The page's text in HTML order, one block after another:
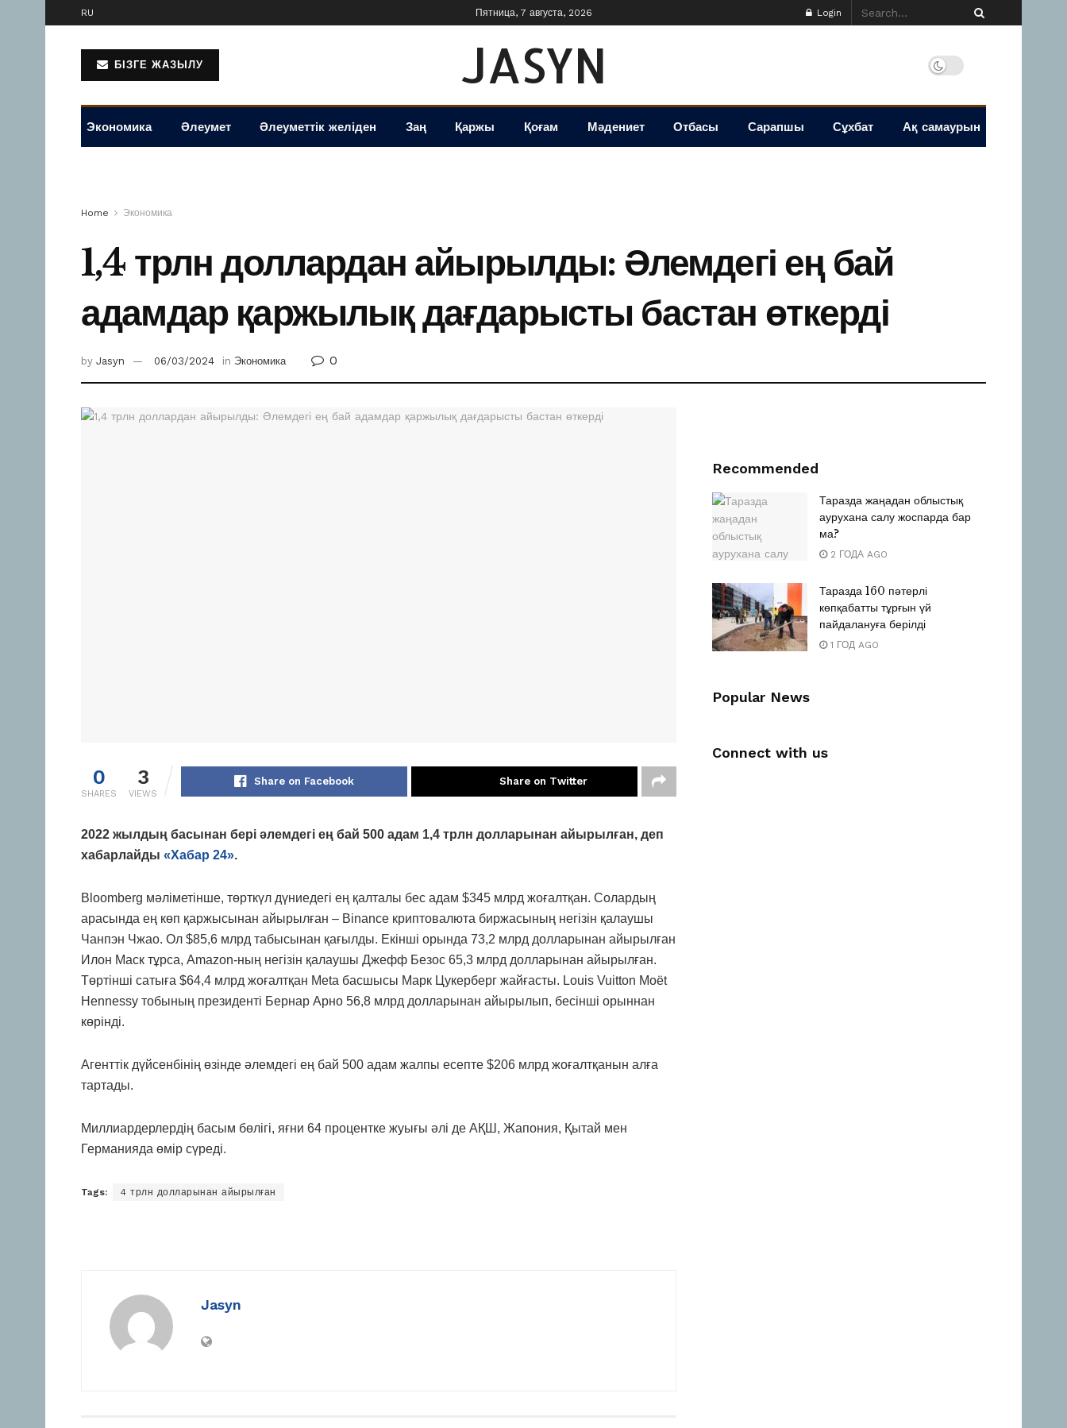
RU Пятница, 7 августа, 2026 Login
БІЗГЕ ЖАЗЫЛУ JASYN
Экономика Әлеумет Әлеуметтік желіден Заң Қаржы Қоғам Мәдениет Отбасы Сарапшы Сұхбат Ақ самаурын
Home Экономика
1,4 трлн доллардан айырылды: Әлемдегі ең бай
адамдар қаржылық дағдарысты бастан өткерді
by Jasyn 06/03/2024 in Экономика 0
0
SHARES
3
VIEWS
Share on Facebook Share on Twitter
2022 жылдың басынан бері әлемдегі ең бай 500 адам 1,4 трлн долларынан айырылған, деп
хабарлайды «Хабар 24».
Bloomberg мәліметінше, төрткүл дүниедегі ең қалталы бес адам $345 млрд жоғалтқан. Солардың
арасында ең көп қаржысынан айырылған – Binance криптовалюта биржасының негізін қалаушы
Чанпэн Чжао. Ол $85,6 млрд табысынан қағылды. Екінші орында 73,2 млрд долларынан айырылған
Илон Маск тұрса, Amazon-ның негізін қалаушы Джефф Безос 65,3 млрд долларынан айырылған.
Төртінші сатыға $64,4 млрд жоғалтқан Meta басшысы Марк Цукерберг жайғасты. Louis Vuitton Moët
Hennessy тобының президенті Бернар Арно 56,8 млрд долларынан айырылып, бесінші орыннан
көрінді.
Агенттік дүйсенбінің өзінде әлемдегі ең бай 500 адам жалпы есепте $206 млрд жоғалтқанын алға
тартады.
Миллиардерлердің басым бөлігі, яғни 64 процентке жуығы әлі де АҚШ, Жапония, Қытай мен
Германияда өмір сүреді.
Tags: 4 трлн долларынан айырылған
Jasyn
Recommended
Таразда жаңадан облыстық
аурухана салу жоспарда бар
ма?
2 ГОДА AGO
Таразда 160 пәтерлі
көпқабатты тұрғын үй
пайдалануға берілді
1 ГОД AGO
Popular News
Connect with us